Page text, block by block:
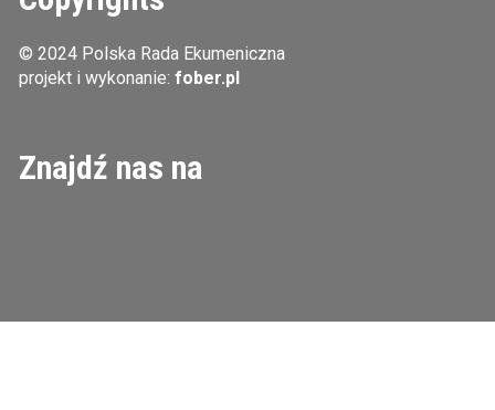
© 2024 Polska Rada Ekumeniczna
projekt i wykonanie: fober.pl
Znajdź nas na